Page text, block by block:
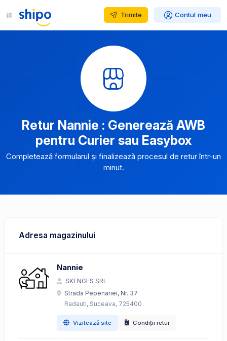
Trimite Contul meu
Retur Nannie : Generează AWB
pentru Curier sau Easybox
Completează formularul și finalizează procesul de retur într-un
minut.
Adresa magazinului
Nannie
SKENGES SRL
Strada Pepenariei, Nr. 37
Radauti, Suceava, 725400
Vizitează site Condiții retur